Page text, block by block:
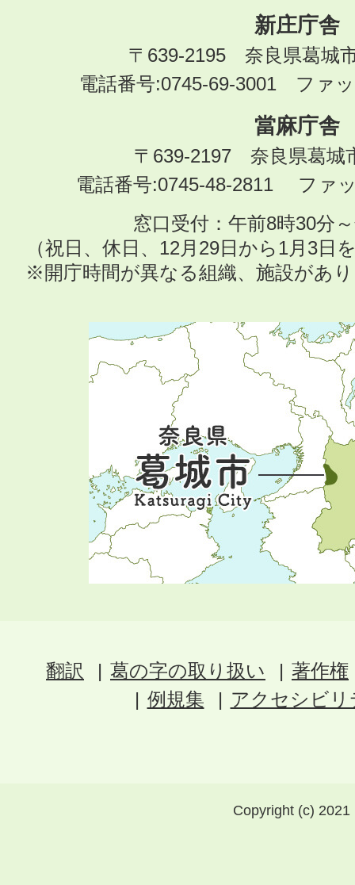
新庄庁舎
〒639-2195 奈良県葛城
電話番号:0745-69-3001 ファ
當麻庁舎
〒639-2197 奈良県葛城
電話番号:0745-48-2811 ファ
窓口受付：午前8時30分
（祝日、休日、12月29日から1月3日
※開庁時間が異なる組織、施設があ
翻訳 葛の字の取り扱い
著作権
例規集
アクセシビ
Copyright (c)